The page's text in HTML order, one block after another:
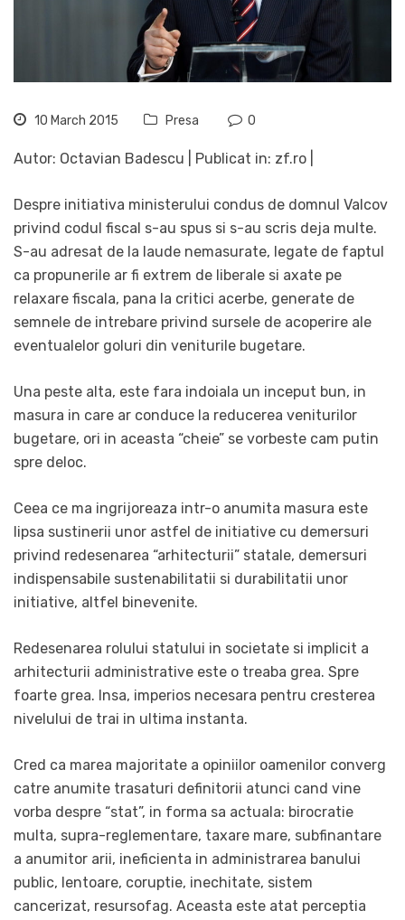
10 March 2015 Presa 0
Autor: Octavian Badescu | Publicat in: zf.ro |
Despre initiativa ministerului condus de domnul Valcov
privind codul fiscal s-au spus si s-au scris deja multe.
S-au adresat de la laude nemasurate, legate de faptul
ca propunerile ar fi extrem de liberale si axate pe
relaxare fiscala, pana la critici acerbe, generate de
semnele de intrebare privind sursele de acoperire ale
eventualelor goluri din veniturile bugetare.
Una peste alta, este fara indoiala un inceput bun, in
masura in care ar conduce la reducerea veniturilor
bugetare, ori in aceasta “cheie” se vorbeste cam putin
spre deloc.
Ceea ce ma ingrijoreaza intr-o anumita masura este
lipsa sustinerii unor astfel de initiative cu demersuri
privind redesenarea “arhitecturii” statale, demersuri
indispensabile sustenabilitatii si durabilitatii unor
initiative, altfel binevenite.
Redesenarea rolului statului in societate si implicit a
arhitecturii administrative este o treaba grea. Spre
foarte grea. Insa, imperios necesara pentru cresterea
nivelului de trai in ultima instanta.
Cred ca marea majoritate a opiniilor oamenilor converg
catre anumite trasaturi definitorii atunci cand vine
vorba despre “stat”, in forma sa actuala: birocratie
multa, supra-reglementare, taxare mare, subfinantare
a anumitor arii, ineficienta in administrarea banului
public, lentoare, coruptie, inechitate, sistem
cancerizat, resursofag. Aceasta este atat perceptia